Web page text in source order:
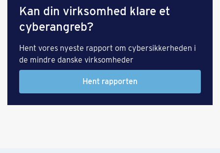
Kan din virksomhed klare et
cyberangreb?
Hent vores nyeste rapport om cybersikkerheden i
de mindre danske virksomheder
Hent rapporten